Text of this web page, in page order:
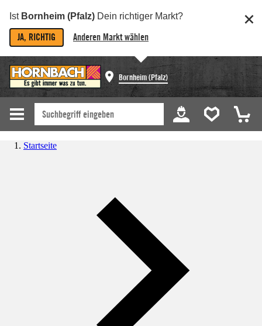
Ist Bornheim (Pfalz) Dein richtiger Markt?
JA, RICHTIG Anderen Markt wählen
Bornheim (Pfalz)
Startseite